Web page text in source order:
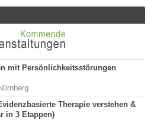
mit Persönlichkeitsstörungen
Therapie verstehen &
in 3 Etappen)